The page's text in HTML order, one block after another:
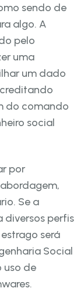
sendo de
algo. A
pelo
uma
um dado
do comando
social
por
Se a
diversos perfis
será
Social
uso de